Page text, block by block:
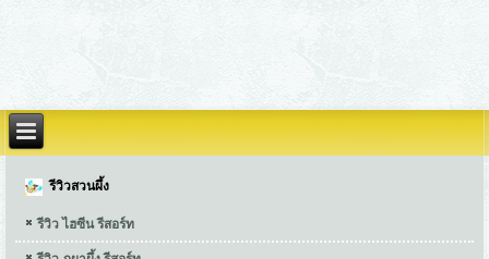
รีวิวสวนผึ้ง
รีวิว ไฮซีน รีสอร์ท